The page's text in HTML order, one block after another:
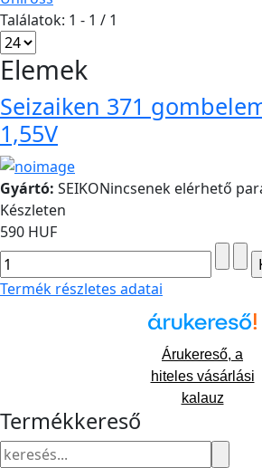
Találatok: 1 - 1 / 1
Elemek
Seizaiken 371
1,55V
Gyártó: SEIKONincsenek elérhető
Készleten
590 HUF
Termék részletes adatai
Árukereső, a
hiteles vásárlási
kalauz
Termékkereső